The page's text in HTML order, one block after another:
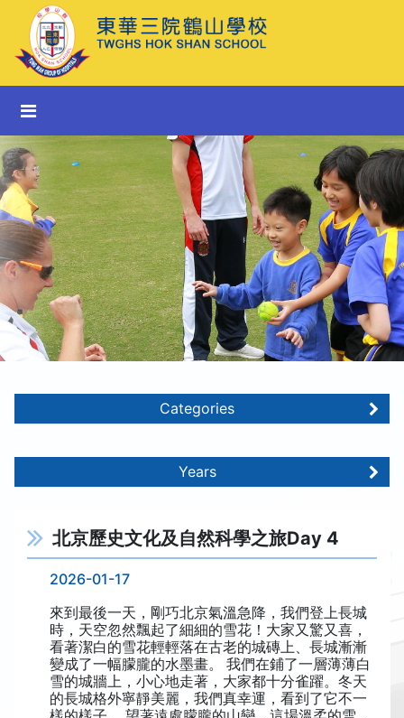
Categories
Years
北京歷史文化及自然科學之旅Day 4
2026-01-17
來到最後一天，剛巧北京氣溫急降，我們登上長城
時，天空忽然飄起了細細的雪花！大家又驚又喜，
看著潔白的雪花輕輕落在古老的城磚上、長城漸漸
變成了一幅朦朧的水墨畫。 我們在鋪了一層薄薄白
雪的城牆上，小心地走著，大家都十分雀躍。冬天
的長城格外寧靜美麗，我們真幸運，看到了它不一